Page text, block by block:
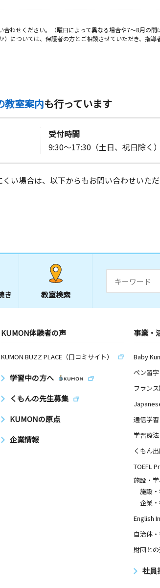
わせください。（曜日によって異なる場合や7～8月の間
については、保護者の方とご相談させていただき、指導
教室案内も行っています
受付時間
9:30～17:30（土日、祝日除く）
い場合は、以下からもお問い合わせいただ
き 教室検索
KUMON体験者の声
KUMON BUZZ PLACE（口コミサイト）
学習中の方へ
くもんの先生募集
KUMONの原点
企業情報
事業・
Baby
ペン習
フラン
通信学習
学習療
くもん
TOEFL
施設・
施設
企業
English
自治体
財団と
社員